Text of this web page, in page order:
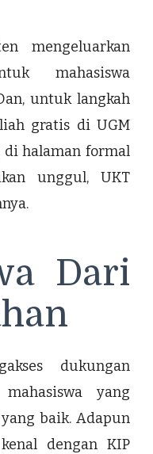
mengeluarkan
mahasiswa
untuk langkah
gratis di UGM
halaman formal
unggul, UKT
Dari
dukungan
yang
baik. Adapun
dengan KIP